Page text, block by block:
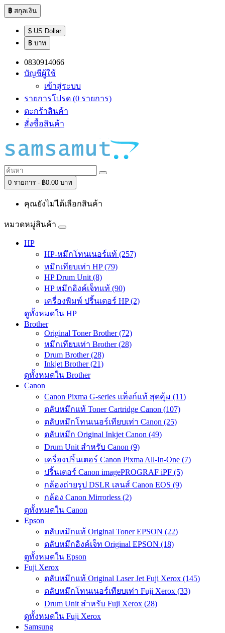
฿ สกุลเงิน
$ US Dollar
฿ บาท
0830914066
บัญชีผู้ใช้
เข้าสู่ระบบ
รายการโปรด (0 รายการ)
ตะกร้าสินค้า
สั่งซื้อสินค้า
0 รายการ - ฿0.00 บาท
คุณยังไม่ได้เลือกสินค้า
หมวดหมู่สินค้า
HP
HP-หมึกโทนเนอร์แท้ (257)
หมึกเทียบเท่า HP (79)
HP Drum Unit (8)
HP หมึกอิงค์เจ็ทแท้ (90)
เครื่องพิมพ์ ปริ้นเตอร์ HP (2)
ดูทั้งหมดใน HP
Brother
Original Toner Brother (72)
หมึกเทียบเท่า Brother (28)
Drum Brother (28)
Inkjet Brother (21)
ดูทั้งหมดใน Brother
Canon
Canon Pixma G-series แท็งก์แท้ สุดคุ้ม (11)
ตลับหมึกแท้ Toner Cartridge Canon (107)
ตลับหมึกโทนเนอร์เทียบเท่า Canon (25)
ตลับหมึก Original Inkjet Canon (49)
Drum Unit สำหรับ Canon (9)
เครื่องปริ้นเตอร์ Canon Pixma All-In-One (7)
ปริ้นเตอร์ Canon imagePROGRAF iPF (5)
กล้องถ่ายรูป DSLR เลนส์ Canon EOS (9)
กล้อง Canon Mirrorless (2)
ดูทั้งหมดใน Canon
Epson
ตลับหมึกแท้ Original Toner EPSON (22)
ตลับหมึกอิงค์เจ็ท Original EPSON (18)
ดูทั้งหมดใน Epson
Fuji Xerox
ตลับหมึกแท้ Original Laser Jet Fuji Xerox (145)
ตลับหมึกโทนเนอร์เทียบเท่า Fuji Xerox (33)
Drum Unit สำหรับ Fuji Xerox (28)
ดูทั้งหมดใน Fuji Xerox
Samsung